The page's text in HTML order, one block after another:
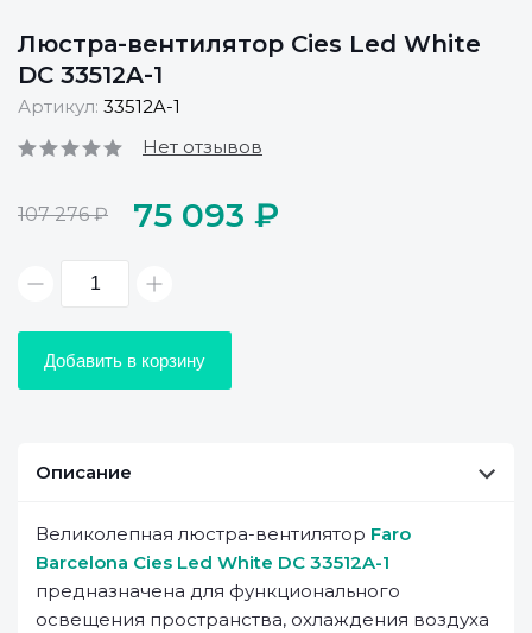
Люстра-вентилятор Cies Led White
DC 33512A-1
Артикул: 33512A-1
Нет отзывов
107 276 ₽ 75 093 ₽
Добавить в корзину
Описание
Великолепная люстра-вентилятор Faro
Barcelona Cies Led White DC 33512A-1
предназначена для функционального
освещения пространства, охлаждения воздуха